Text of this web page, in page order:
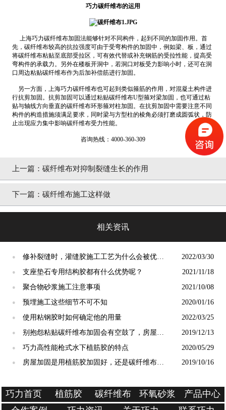
巧力碳纤维布的运用
上海巧力碳纤维布加固法能够针对不同构件，起到不同的加固作用。首
先，碳纤维布较高的抗拉强度可由于受弯构件的加固中，例如梁、板，通过
将碳纤维布粘贴至底部受拉区，可有效代替或补充钢筋的受拉性能，提高受
弯构件的承载力。另外在楼板开洞中，若洞口对板受力影响小时，还可在洞
口周边粘贴碳纤维布作为后加补偿筋进行加固。
另一方面，上海巧力碳纤维布也可起到类似箍筋的作用，对混凝土构件进
行抗剪加固。抗剪加固可以通过粘贴碳纤维布U型箍对梁加固，也可通过粘
贴与轴线方向垂直的碳纤维布环形箍对柱加固。在抗剪加固中需要注意不同
构件的构造措施须满足要求，同时梁与方型柱的棱角必须打磨成圆弧状，防
止出现应力集中影响碳纤维布受力性能。
咨询热线：4000-360-309
上一篇： 碳纤维布对抑制裂缝生长的作用
下一篇： 碳纤维布施工这样做
相关资讯
●
修补裂缝时，灌缝胶施工工艺为什么会被优
选？
2022/03/30
● 支座垫石专用结构胶都有什么优势呢？ 2021/11/18
● 聚合物砂浆施工注意事项 2021/10/08
● 预埋施工这些细节不可不知 2020/01/16
● 使用粘钢胶时如何确定他的用量 2022/03/25
●
别抱怨粘贴碳纤维布加固会有空鼓了，房屋加
固专家告诉你根源在哪？
2019/12/13
● 巧力高性能枪式水下植筋胶的特点 2020/05/29
●
房屋加固是用植筋胶加固好，还是碳纤维布加
2019/10/16
巧力首页 植筋胶 碳纤维布 环氧砂浆
产品中心